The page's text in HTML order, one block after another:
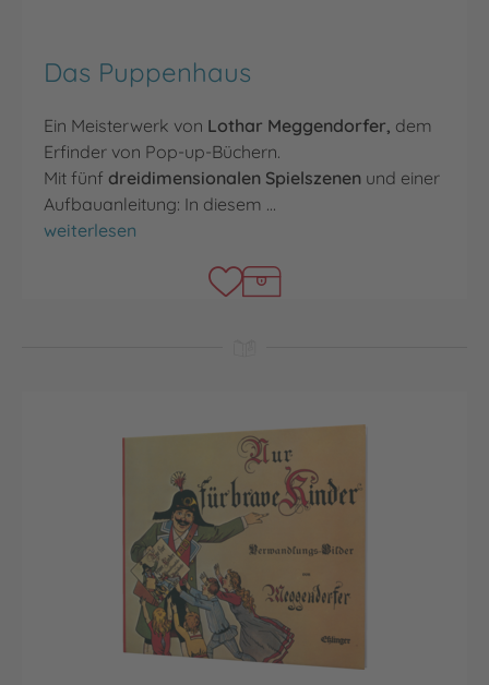
Das Puppenhaus
Ein Meisterwerk von Lothar Meggendorfer, dem
Erfinder von Pop-up-Büchern.
Mit fünf dreidimensionalen Spielszenen und einer
Aufbauanleitung: In diesem …
Das Puppenhaus
weiterlesen